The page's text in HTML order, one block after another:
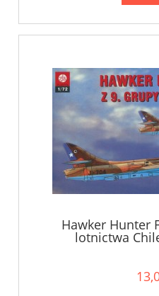
Hawker Hunter
lotnictwa